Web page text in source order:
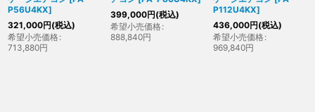
P56U4KX]
321,000円(税込)
希望小売価格 :
713,880円
399,000円(税込)
希望小売価格 :
888,840円
P112U4KX]
436,000円(税込)
希望小売価格 :
969,840円